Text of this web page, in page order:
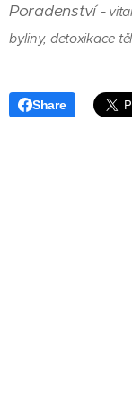
Poradenství -
byliny, detoxikace
Share